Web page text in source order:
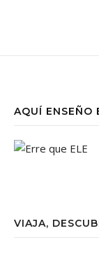
AQUÍ ENSEÑO
VIAJA,